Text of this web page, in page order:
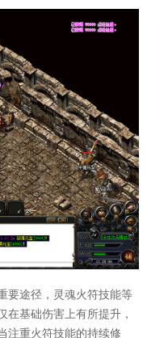
要途径，灵魂火符技能等
在基础伤害上有所提升，
注重火符技能的持续修